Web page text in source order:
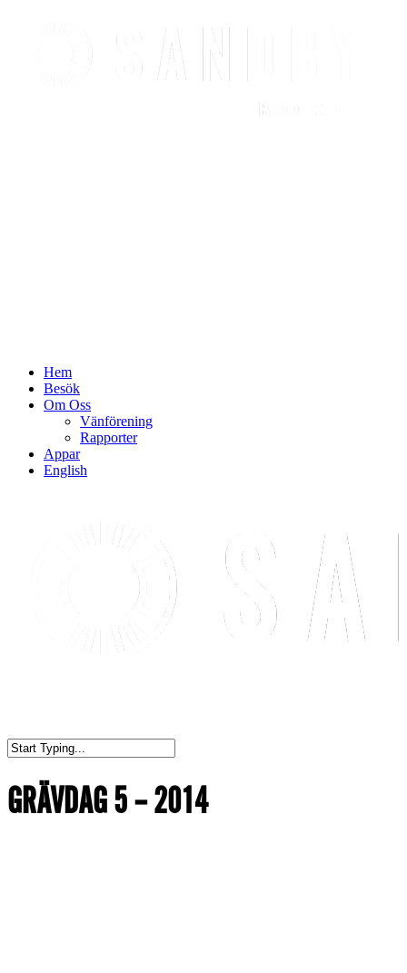
Hem
Besök
Om Oss
Vänförening
Rapporter
Appar
English
GRÄVDAG 5 – 2014